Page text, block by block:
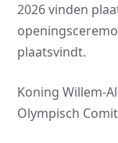
2026 vinden
plaatsvindt.
Koning Willem-
Olympisch